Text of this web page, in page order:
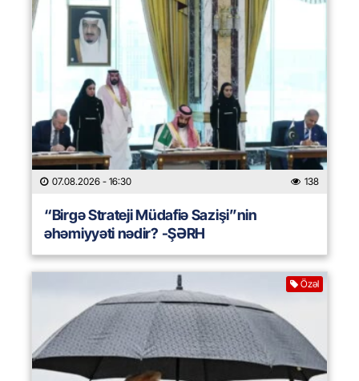
07.08.2026 - 16:30 138
“Birgə Strateji Müdafiə Sazişi”nin
əhəmiyyəti nədir? -ŞƏRH
Özəl